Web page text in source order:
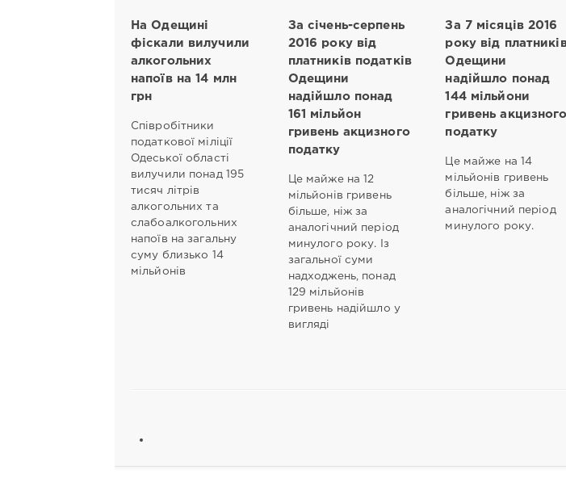
На Одещині
фіскали вилучили
алкогольних
напоїв на 14 млн
грн
Співробітники
податкової міліції
Одеської області
вилучили понад 195
тисяч літрів
алкогольних та
слабоалкогольних
напоїв на загальну
суму близько 14
мільйонів
За січень-серпень
2016 року від
платників податків
Одещини
надійшло понад
161 мільйон
гривень акцизного
податку
Це майже на 12
мільйонів гривень
більше, ніж за
аналогічний період
минулого року. Із
загальної суми
надходжень, понад
129 мільйонів
гривень надійшло у
вигляді
За 7 місяців 2016
року від
Одещини
надійшло понад
144 мільйони
гривень акцизного
податку
Це майже на 14
мільйонів гривень
більше, ніж за
аналогічний період
минулого року.